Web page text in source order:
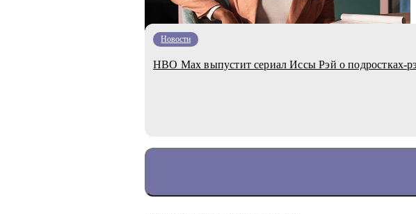
Новости
HBO Max выпустит сериал Иссы Рэй о подростках-